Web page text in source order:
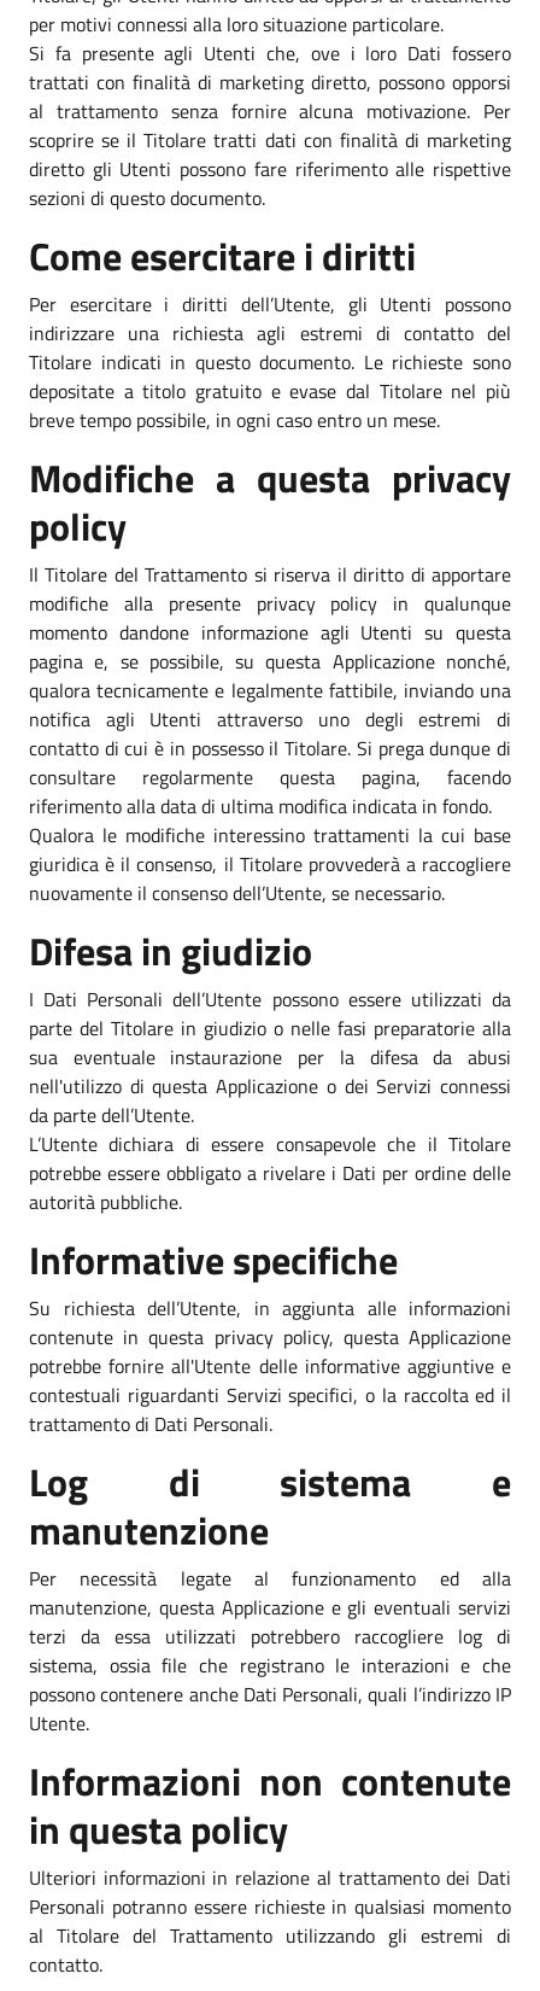
per motivi connessi alla loro situazione particolare.
Si fa presente agli Utenti che, ove i loro Dati fossero
trattati con finalità di marketing diretto, possono opporsi
al trattamento senza fornire alcuna motivazione. Per
scoprire se il Titolare tratti dati con finalità di marketing
diretto gli Utenti possono fare riferimento alle rispettive
sezioni di questo documento.
Come esercitare i diritti
Per esercitare i diritti dell’Utente, gli Utenti possono
indirizzare una richiesta agli estremi di contatto del
Titolare indicati in questo documento. Le richieste sono
depositate a titolo gratuito e evase dal Titolare nel più
breve tempo possibile, in ogni caso entro un mese.
Modifiche a questa privacy
policy
Il Titolare del Trattamento si riserva il diritto di apportare
modifiche alla presente privacy policy in qualunque
momento dandone informazione agli Utenti su questa
pagina e, se possibile, su questa Applicazione nonché,
qualora tecnicamente e legalmente fattibile, inviando una
notifica agli Utenti attraverso uno degli estremi di
contatto di cui è in possesso il Titolare. Si prega dunque di
consultare regolarmente questa pagina, facendo
riferimento alla data di ultima modifica indicata in fondo.
Qualora le modifiche interessino trattamenti la cui base
giuridica è il consenso, il Titolare provvederà a raccogliere
nuovamente il consenso dell’Utente, se necessario.
Difesa in giudizio
I Dati Personali dell’Utente possono essere utilizzati da
parte del Titolare in giudizio o nelle fasi preparatorie alla
sua eventuale instaurazione per la difesa da abusi
nell'utilizzo di questa Applicazione o dei Servizi connessi
da parte dell’Utente.
L’Utente dichiara di essere consapevole che il Titolare
potrebbe essere obbligato a rivelare i Dati per ordine delle
autorità pubbliche.
Informative specifiche
Su richiesta dell’Utente, in aggiunta alle informazioni
contenute in questa privacy policy, questa Applicazione
potrebbe fornire all'Utente delle informative aggiuntive e
contestuali riguardanti Servizi specifici, o la raccolta ed il
trattamento di Dati Personali.
Log di sistema e
manutenzione
Per necessità legate al funzionamento ed alla
manutenzione, questa Applicazione e gli eventuali servizi
terzi da essa utilizzati potrebbero raccogliere log di
sistema, ossia file che registrano le interazioni e che
possono contenere anche Dati Personali, quali l’indirizzo IP
Utente.
Informazioni non contenute
in questa policy
Ulteriori informazioni in relazione al trattamento dei Dati
Personali potranno essere richieste in qualsiasi momento
al Titolare del Trattamento utilizzando gli estremi di
contatto.